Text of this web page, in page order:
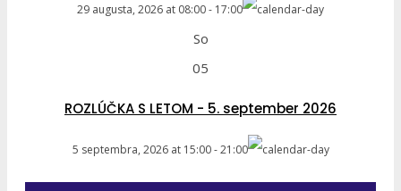
29 augusta, 2026 at 08:00- 17:00
So
05
ROZLÚČKA S LETOM - 5. september 2026
5 septembra, 2026 at 15:00-21:00